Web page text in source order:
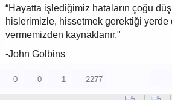
“Hayatta işlediğimiz hataların çoğu
hislerimizle, hissetmek gerektiği
vermemizden kaynaklanır."
-John Golbins
0 0 1 2277